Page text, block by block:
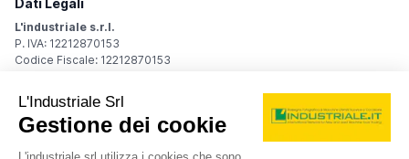
Dati Legali
L'industriale s.r.l.
P. IVA: 12212870153
Codice Fiscale: 12212870153
Sede Legale
Via Carlo Dolci, 32
20148 Milano (MI)
Italy